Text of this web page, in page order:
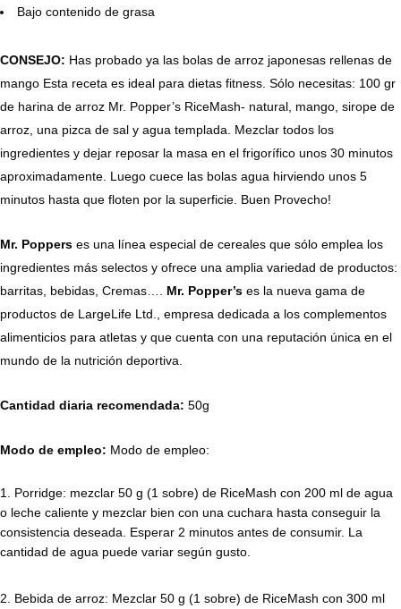
Bajo contenido de grasa
CONSEJO: Has probado ya las bolas de arroz japonesas rellenas de
mango Esta receta es ideal para dietas fitness. Sólo necesitas: 100 gr
de harina de arroz Mr. Popper’s RiceMash- natural, mango, sirope de
arroz, una pizca de sal y agua templada. Mezclar todos los
ingredientes y dejar reposar la masa en el frigorífico unos 30 minutos
aproximadamente. Luego cuece las bolas agua hirviendo unos 5
minutos hasta que floten por la superficie. Buen Provecho!
Mr. Poppers es una línea especial de cereales que sólo emplea los
ingredientes más selectos y ofrece una amplia variedad de productos:
barritas, bebidas, Cremas…. Mr. Popper’s es la nueva gama de
productos de LargeLife Ltd., empresa dedicada a los complementos
alimenticios para atletas y que cuenta con una reputación única en el
mundo de la nutrición deportiva.
Cantidad diaria recomendada: 50g
Modo de empleo: Modo de empleo:
Porridge: mezclar 50 g (1 sobre) de RiceMash con 200 ml de agua
o leche caliente y mezclar bien con una cuchara hasta conseguir la
consistencia deseada. Esperar 2 minutos antes de consumir. La
cantidad de agua puede variar según gusto.
Bebida de arroz: Mezclar 50 g (1 sobre) de RiceMash con 300 ml